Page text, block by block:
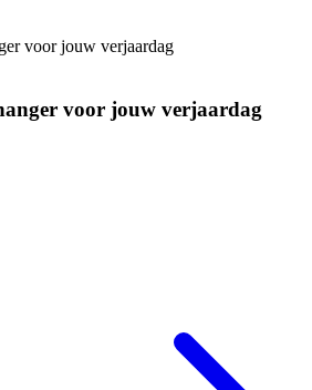
voor jouw verjaardag